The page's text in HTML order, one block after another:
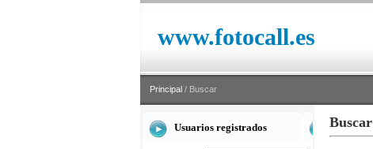
www.fotocall.es
Principal / Buscar
Usuarios registrados Buscar